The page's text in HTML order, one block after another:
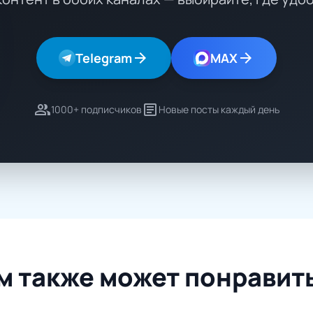
Telegramarrow_forward MAXarrow_forward
group1000+ подписчиков article Новые посты каждый день
также может